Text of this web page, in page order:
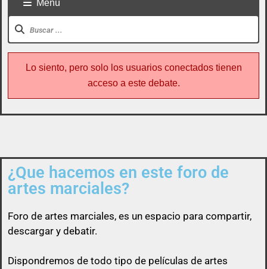
Todo usuario puede colaborar subiendo cualquier
cosa referente a artes marciales
Menú
Lo siento, pero solo los usuarios conectados tienen
acceso a este debate.
¿Que hacemos en este foro de
artes marciales?
Foro de artes marciales, es un espacio para compartir,
descargar y debatir.
Dispondremos de todo tipo de películas de artes